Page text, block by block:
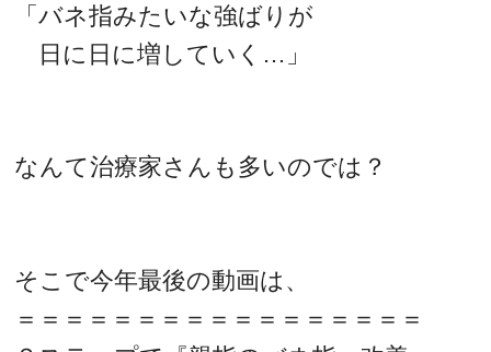
「バネ指みたいな強ばりが
日に日に増していく…」
なんて治療家さんも多いのでは？
そこで今年最後の動画は、
＝＝＝＝＝＝＝＝＝＝＝＝＝＝＝＝＝